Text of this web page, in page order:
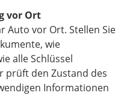
vor Ort
Auto vor Ort. Stellen Sie
wie
alle Schlüssel
prüft den Zustand des
Informationen